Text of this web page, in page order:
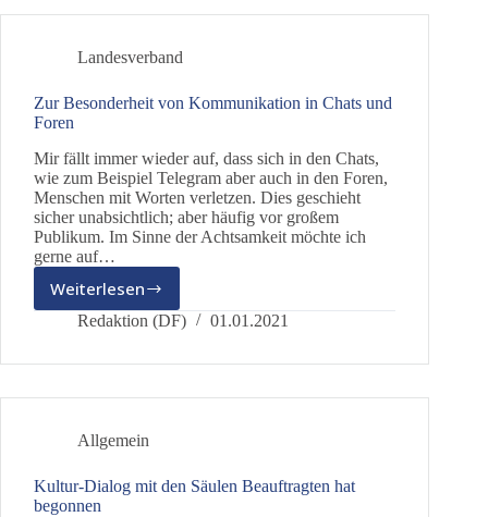
Landesverband
Zur Besonderheit von Kommunikation in Chats und
Foren
Mir fällt immer wieder auf, dass sich in den Chats,
wie zum Beispiel Telegram aber auch in den Foren,
Menschen mit Worten verletzen. Dies geschieht
sicher unabsichtlich; aber häufig vor großem
Publikum. Im Sinne der Achtsamkeit möchte ich
gerne auf…
Weiterlesen
Zur
Besonderheit
Kommunikation
Foren
Redaktion (DF) 01.01.2021
Allgemein
Kultur-Dialog mit den Säulen Beauftragten hat
begonnen